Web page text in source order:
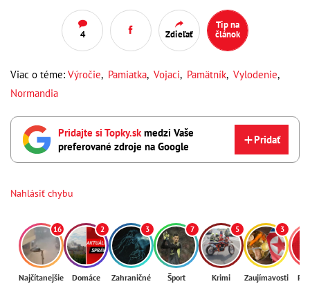
4 Zdieľať
Tip na
článok
Viac o téme: Výročie, Pamiatka, Vojaci, Pamätník, Vylodenie,
Normandia
Pridajte si Topky.sk medzi Vaše
preferované zdroje na Google
Pridať
Nahlásiť chybu
16
Najčítanejšie
2
Domáce
3
Zahraničné
7
Šport
5
Krimi
3
Zaujímavosti